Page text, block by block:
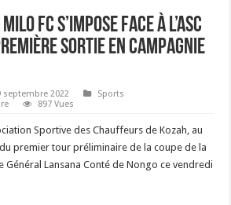
FC s’impose face à l’ASC
sortie en campagnie
septembre 2022
Sports
897 Vues
Sportive des Chauffeurs de Kozah, au
premier tour préliminaire de la coupe de la
Général Lansana Conté de Nongo ce vendredi